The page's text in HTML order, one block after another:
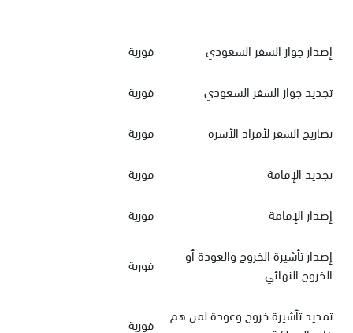
إصدار جواز السفر السعودي
فورية
تجديد جواز السفر السعودي
فورية
تصاريح السفر لأفراد الأسرة
فورية
تجديد الإقامة
فورية
إصدار الإقامة
فورية
إصدار تأشيرة الخروج والعودة أو
الخروج النهائي
فورية
تمديد تأشيرة خروج وعودة لمن هم
فورية